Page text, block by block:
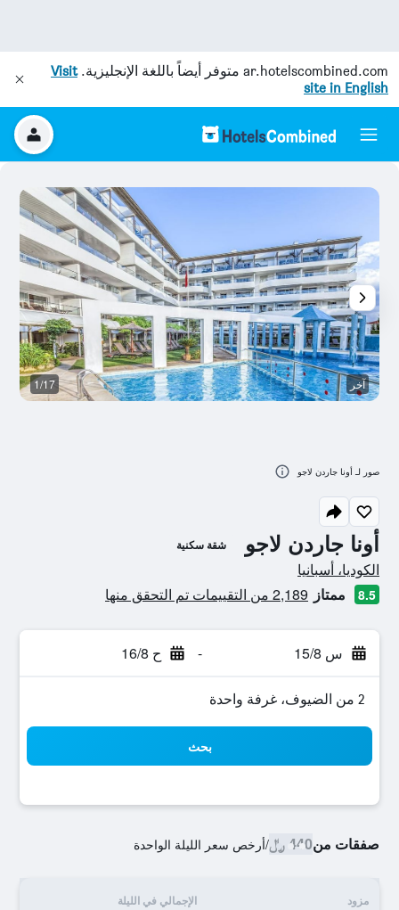
ar.hotelscombined.com متوفر أيضاً باللغة الإنجليزية.Visit
site in English
أونا جاردن لاجو شقة سكنية
تقييم فئة 0
الكوديا، أسبانيا
8.5 ممتاز 2,189 من التقييمات تم التحقق منها
س 15/8 - ح 16/8
2 من الضيوف، غرفة واحدة
بحث
صفقات من440 ﷼ /أرخص سعر الليلة الواحدة
مزود الإجمالي في الليلة
آخر 1/17
صور لـ أونا جاردن لاجو